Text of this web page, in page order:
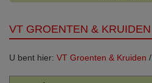
VT GROENTEN & KRUIDEN
U bent hier: VT Groenten & Kruiden /